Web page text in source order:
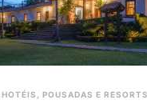
HOTÉIS, POUSADAS E RESORTS